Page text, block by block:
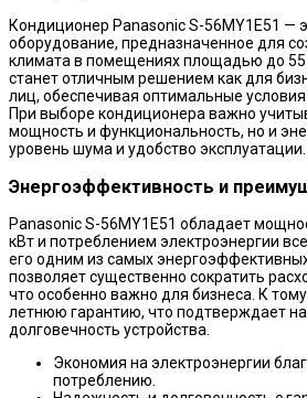
Кондиционер Panasonic S-56MY1E51 —
оборудование, предназначенное для
климата в помещениях площадью до 55
станет отличным решением как для
лиц, обеспечивая оптимальные
При выборе кондиционера важно
мощность и функциональность, но и
уровень шума и удобство эксплуатации.
Энергоэффективность и
Panasonic S-56MY1E51 обладает
кВт и потреблением электроэнергии
его одним из самых
позволяет существенно сократить
что особенно важно для бизнеса. К
летнюю гарантию, что подтверждает
долговечность устройства.
Экономия на электроэнергии
потреблению.